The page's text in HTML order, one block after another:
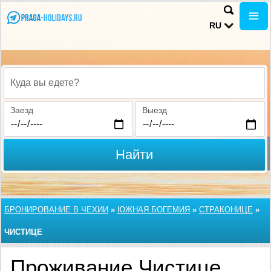
RU
Куда вы едете?
Заезд Выезд
Найти
БРОНИРОВАНИЕ В ЧЕХИИ » ЮЖНАЯ БОГЕМИЯ » СТРАКОНИЦЕ »
ЧИСТИЦЕ